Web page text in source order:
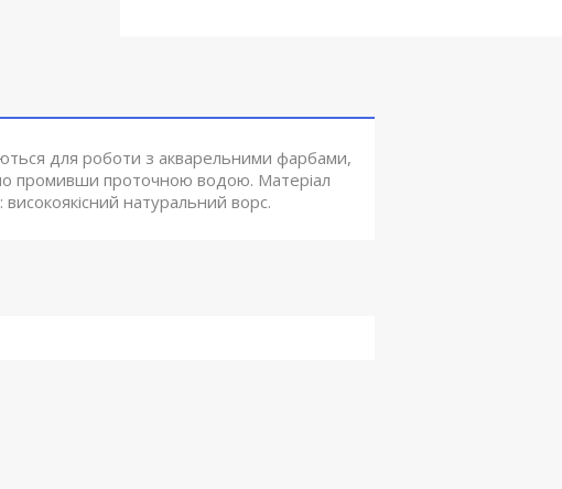
для роботи з акварельними фарбами,
промивши проточною водою. Матеріал
натуральний ворс.